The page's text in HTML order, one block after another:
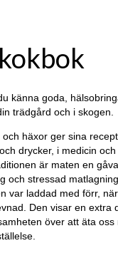
känna goda,
trädgård och i skogen.
häxor ger sina
drycker, i medicin
är maten en
och stressad
var laddad med förr,
Den visar en extra
över att äta oss